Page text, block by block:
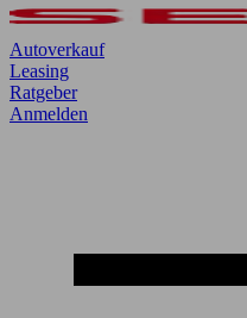
Autoverkauf
Leasing
Ratgeber
Anmelden